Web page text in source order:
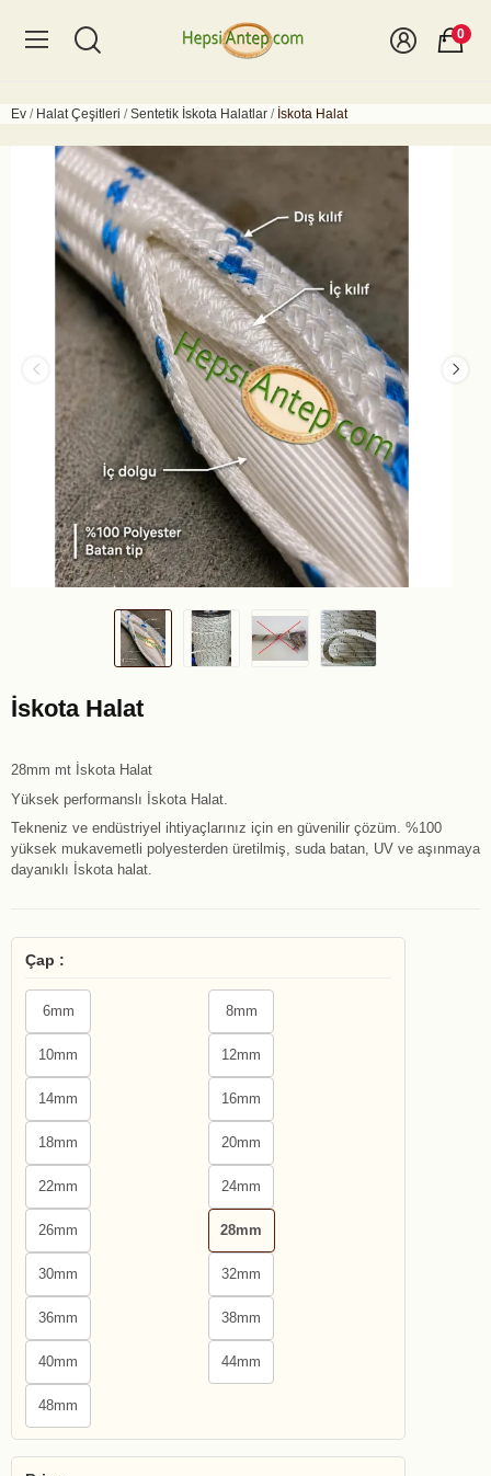
0
Ev Halat Çeşitleri Sentetik İskota Halatlar İskota Halat
İskota Halat
28mm mt İskota Halat
Yüksek performanslı İskota Halat.
Tekneniz ve endüstriyel ihtiyaçlarınız için en güvenilir çözüm. %100
yüksek mukavemetli polyesterden üretilmiş, suda batan, UV ve aşınmaya
dayanıklı İskota halat.
Çap :
6mm 8mm
10mm 12mm
14mm 16mm
18mm 20mm
22mm 24mm
26mm 28mm
30mm 32mm
36mm 38mm
40mm 44mm
48mm